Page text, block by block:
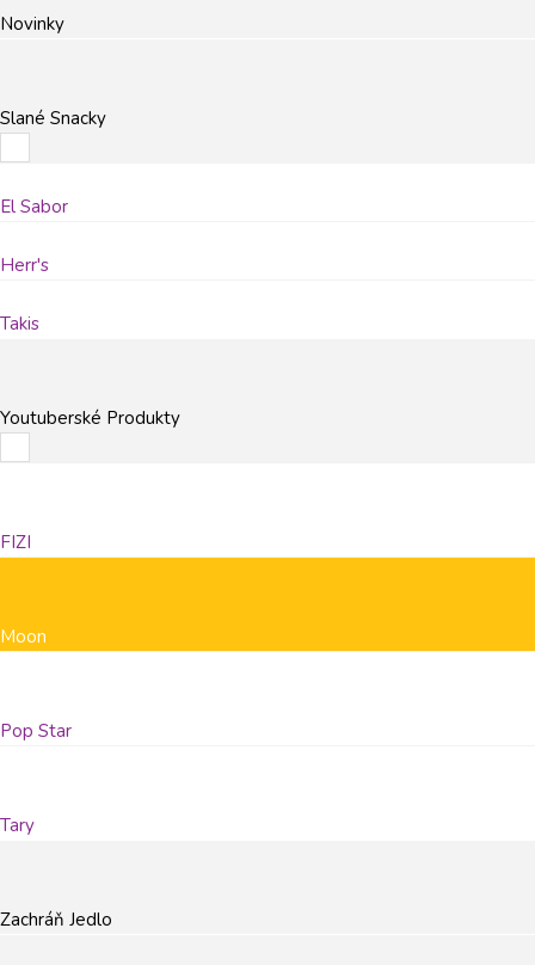
Novinky
Slané Snacky
El Sabor
Herr's
Takis
Youtuberské Produkty
FIZI
Moon
Pop Star
Tary
Zachráň Jedlo